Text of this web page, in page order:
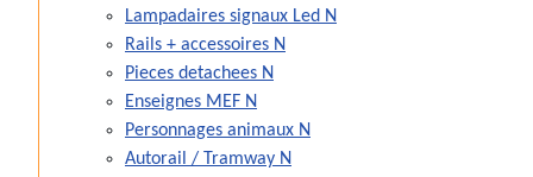
Lampadaires signaux Led N
Rails + accessoires N
Pieces detachees N
Enseignes MEF N
Personnages animaux N
Autorail / Tramway N